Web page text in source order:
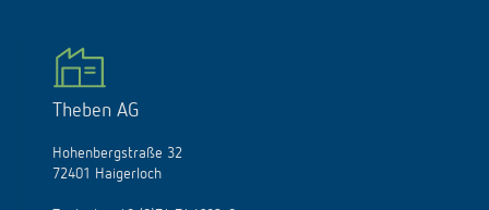
Theben AG
Hohenbergstraße 32
72401 Haigerloch